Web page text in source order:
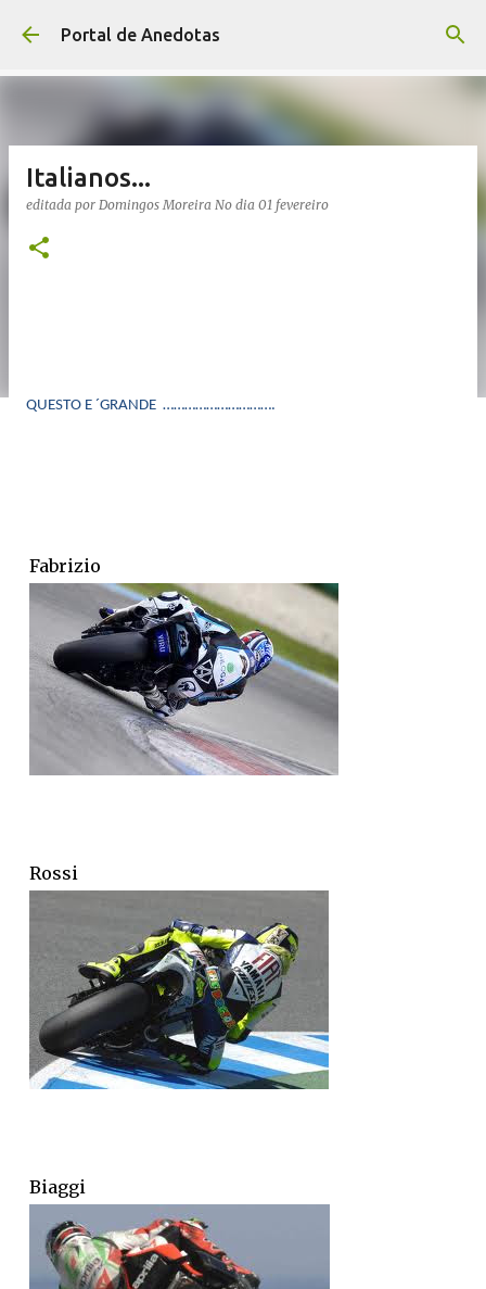
Avançar para o conteúdo principal
Portal de Anedotas
Italianos...
editada por Domingos Moreira No dia 01 fevereiro
QUESTO E ´GRANDE ………………………….
Fabrizio
Rossi
Biaggi